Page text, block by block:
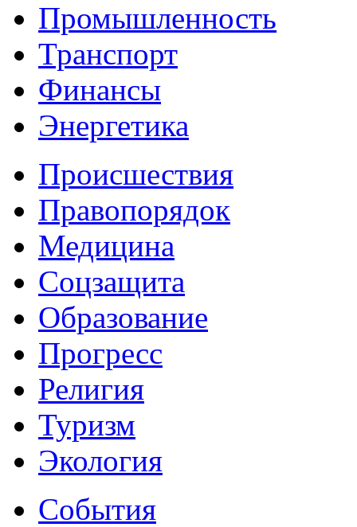
Промышленность
Транспорт
Финансы
Энергетика
Происшествия
Правопорядок
Медицина
Соцзащита
Образование
Прогресс
Религия
Туризм
Экология
События